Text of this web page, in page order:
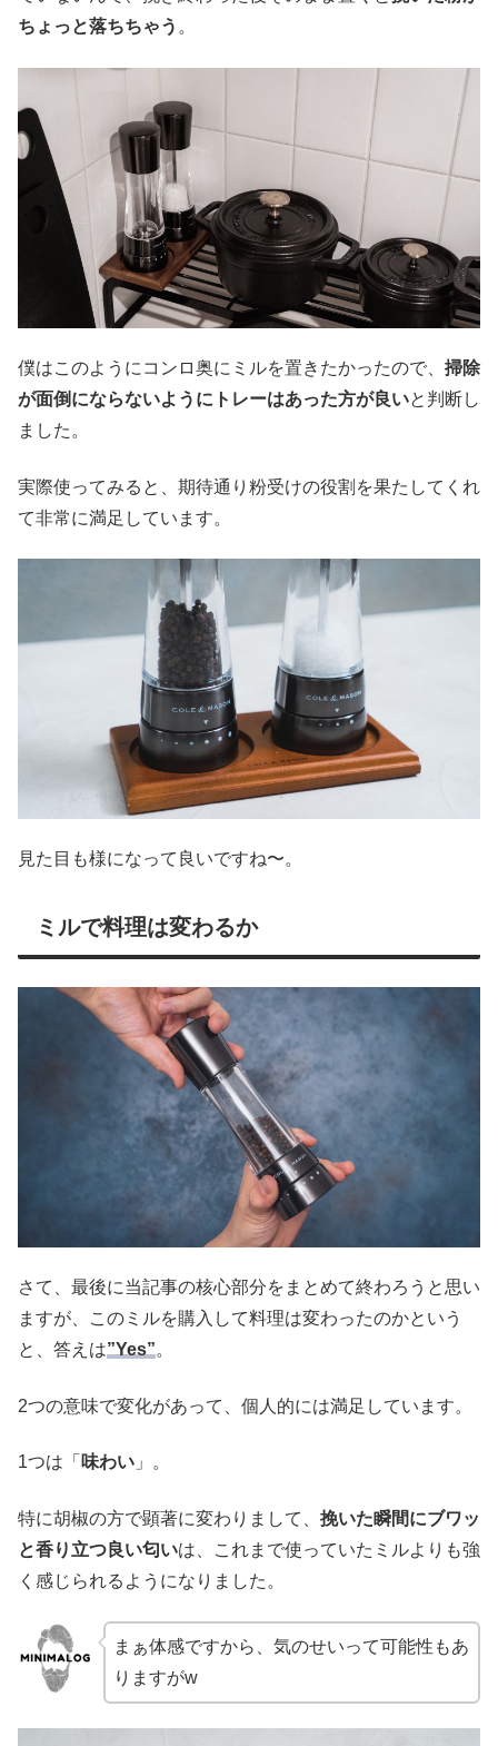
ちょっと落ちちゃう 。
僕はこのようにコンロ奥にミルを置きたかったので、 掃除
が面倒にならないようにトレーはあった方が良いと判断し
ました。
実際使ってみると、期待通り粉受けの役割を果たしてくれ
て非常に満足しています。
見た目も様になって良いですね〜。
ミルで料理は変わるか
さて、最後に当記事の核心部分をまとめて終わろうと思い
ますが、このミルを購入して料理は変わったのかという
と、答えは”Yes”。
2つの意味で変化があって、個人的には満足しています。
1つは「 味わい 」。
特に胡椒の方で顕著に変わりまして、 挽いた瞬間にブワッ
と香り立つ良い匂いは、これまで使っていたミルよりも強
く感じられるようになりました。
まぁ体感ですから、気のせいって可能性もあ
りますがw